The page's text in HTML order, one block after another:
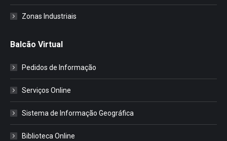
Zonas Industriais
Balcão Virtual
Pedidos de Informação
Serviços Online
Sistema de Informação Geográfica
Biblioteca Online